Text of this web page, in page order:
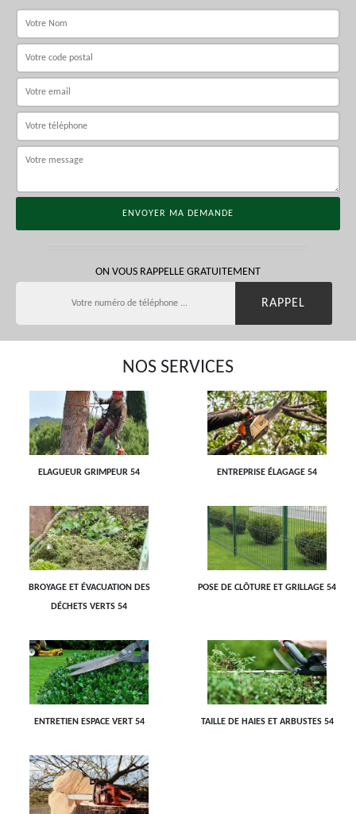
ON VOUS RAPPELLE GRATUITEMENT
NOS SERVICES
ELAGUEUR GRIMPEUR 54 ENTREPRISE ÉLAGAGE 54
BROYAGE ET ÉVACUATION DES
DÉCHETS VERTS 54
POSE DE CLÔTURE ET GRILLAGE 54
ENTRETIEN ESPACE VERT 54 TAILLE DE HAIES ET ARBUSTES 54